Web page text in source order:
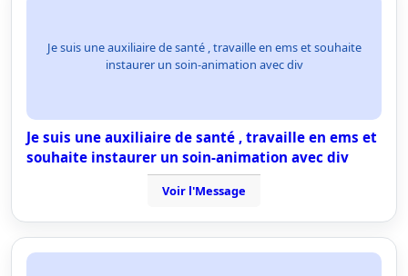
Je suis une auxiliaire de santé , travaille en ems et souhaite
instaurer un soin-animation avec div
Je suis une auxiliaire de santé , travaille en ems et
souhaite instaurer un soin-animation avec div
Voir l'Message